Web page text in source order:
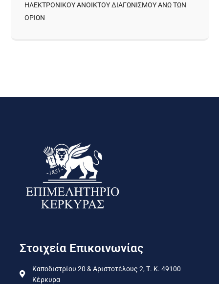
ΗΛΕΚΤΡΟΝΙΚΟΥ ΑΝΟΙΚΤΟΥ ΔΙΑΓΩΝΙΣΜΟΥ ΑΝΩ ΤΩΝ
ΟΡΙΩΝ
Στοιχεία Επικοινωνίας
Καποδιστρίου 20 & Αριστοτέλους 2, Τ. Κ. 49100
Κέρκυρα